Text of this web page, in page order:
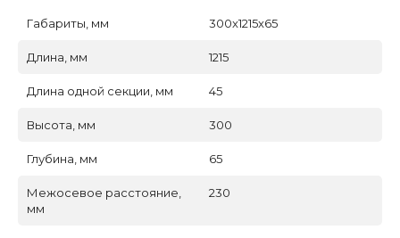
Габариты, мм 300x1215x65
Длина, мм 1215
Длина одной секции, мм 45
Высота, мм 300
Глубина, мм 65
Межосевое расстояние,
мм
230